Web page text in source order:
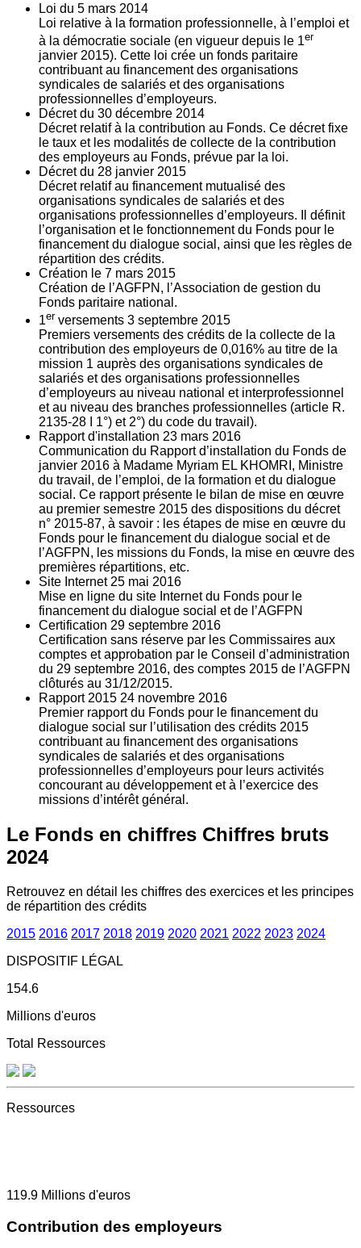
Loi du 5 mars 2014
Loi relative à la formation professionnelle, à l’emploi et
à la démocratie sociale (en vigueur depuis le 1er
janvier 2015). Cette loi crée un fonds paritaire
contribuant au financement des organisations
syndicales de salariés et des organisations
professionnelles d’employeurs.
Décret du 30 décembre 2014
Décret relatif à la contribution au Fonds. Ce décret fixe
le taux et les modalités de collecte de la contribution
des employeurs au Fonds, prévue par la loi.
Décret du 28 janvier 2015
Décret relatif au financement mutualisé des
organisations syndicales de salariés et des
organisations professionnelles d’employeurs. Il définit
l’organisation et le fonctionnement du Fonds pour le
financement du dialogue social, ainsi que les règles de
répartition des crédits.
Création le 7 mars 2015
Création de l’AGFPN, l’Association de gestion du
Fonds paritaire national.
1er versements 3 septembre 2015
Premiers versements des crédits de la collecte de la
contribution des employeurs de 0,016% au titre de la
mission 1 auprès des organisations syndicales de
salariés et des organisations professionnelles
d’employeurs au niveau national et interprofessionnel
et au niveau des branches professionnelles (article R.
2135‐28 I 1°) et 2°) du code du travail).
Rapport d'installation 23 mars 2016
Communication du Rapport d’installation du Fonds de
janvier 2016 à Madame Myriam EL KHOMRI, Ministre
du travail, de l’emploi, de la formation et du dialogue
social. Ce rapport présente le bilan de mise en œuvre
au premier semestre 2015 des dispositions du décret
n° 2015-87, à savoir : les étapes de mise en œuvre du
Fonds pour le financement du dialogue social et de
l’AGFPN, les missions du Fonds, la mise en œuvre des
premières répartitions, etc.
Site Internet 25 mai 2016
Mise en ligne du site Internet du Fonds pour le
financement du dialogue social et de l’AGFPN
Certification 29 septembre 2016
Certification sans réserve par les Commissaires aux
comptes et approbation par le Conseil d’administration
du 29 septembre 2016, des comptes 2015 de l’AGFPN
clôturés au 31/12/2015.
Rapport 2015 24 novembre 2016
Premier rapport du Fonds pour le financement du
dialogue social sur l’utilisation des crédits 2015
contribuant au financement des organisations
syndicales de salariés et des organisations
professionnelles d’employeurs pour leurs activités
concourant au développement et à l’exercice des
missions d’intérêt général.
Le Fonds en chiffres Chiffres bruts
2024
Retrouvez en détail les chiffres des exercices et les principes
de répartition des crédits
2015 2016 2017 2018 2019 2020 2021 2022 2023 2024
DISPOSITIF LÉGAL
154.6
Millions d'euros
Total Ressources
Ressources
119.9 Millions d'euros
Contribution des employeurs